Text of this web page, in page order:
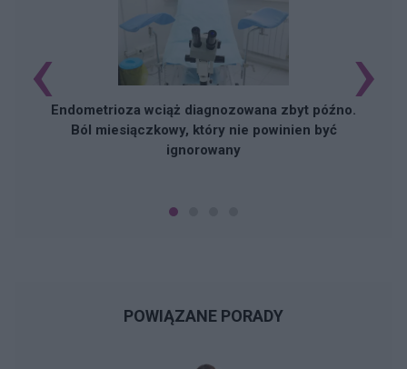
Endometrioza wciąż diagnozowana zbyt późno.
Ból miesiączkowy, który nie powinien być
ignorowany
‹ ›
POWIĄZANE PORADY